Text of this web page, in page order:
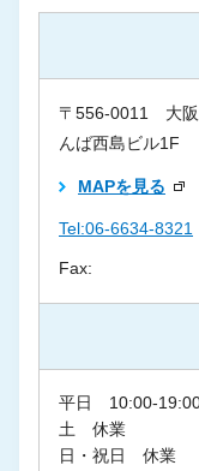
〒556-0011 大阪
んば西島ビル1F
MAPを見る
Tel:06-6634-8321
Fax:
平日 10:00-
土 休業
日・祝日 休業